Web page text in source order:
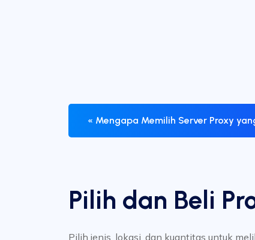
« Mengapa Memilih Server Proxy
Pilih dan Beli
Pilih jenis, lokasi, dan kuantitas untuk